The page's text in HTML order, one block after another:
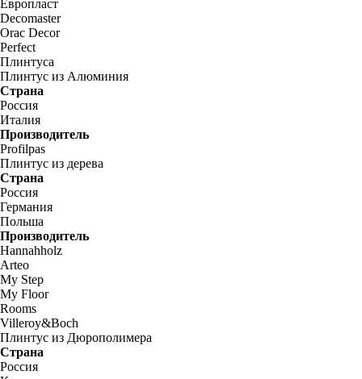
Европласт
Decomaster
Orac Decor
Perfect
Плинтуса
Плинтус из Алюминия
Страна
Россия
Италия
Производитель
Profilpas
Плинтус из дерева
Страна
Россия
Германия
Польша
Производитель
Hannahholz
Arteo
My Step
My Floor
Rooms
Villeroy&Boch
Плинтус из Дюрополимера
Страна
Россия